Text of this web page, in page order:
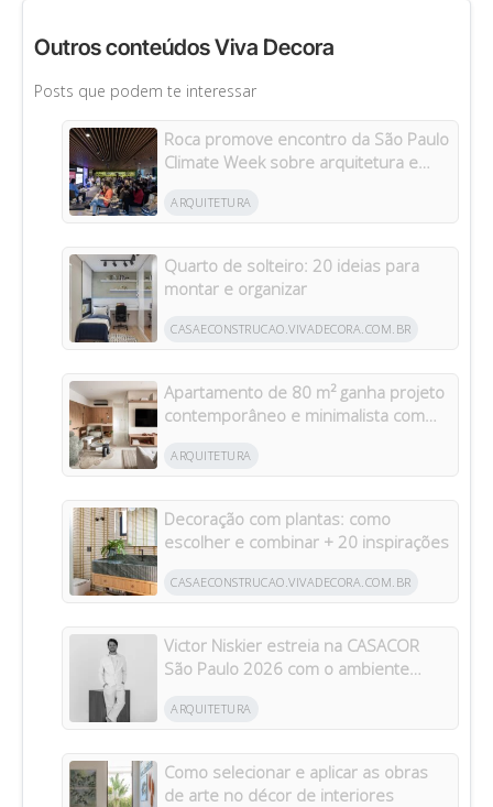
Outros conteúdos Viva Decora
Posts que podem te interessar
Roca promove encontro da São Paulo
Climate Week sobre arquitetura e
ARQUITETURA
Quarto de solteiro: 20 ideias para
montar e organizar
CASAECONSTRUCAO.VIVADECORA.COM.BR
Apartamento de 80 m² ganha projeto
contemporâneo e minimalista com
ARQUITETURA
Decoração com plantas: como
escolher e combinar + 20 inspirações
CASAECONSTRUCAO.VIVADECORA.COM.BR
Victor Niskier estreia na CASACOR
São Paulo 2026 com o ambiente
ARQUITETURA
Como selecionar e aplicar as obras
de arte no décor de interiores